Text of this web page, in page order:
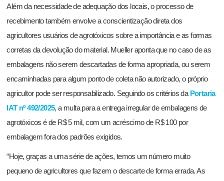
Além da necessidade de adequação dos locais, o processo de
recebimento também envolve a conscientização direta dos
agricultores usuários de agrotóxicos sobre a importância e as formas
corretas da devolução do material. Mueller aponta que no caso de as
embalagens não serem descartadas de forma apropriada, ou serem
encaminhadas para algum ponto de coleta não autorizado, o próprio
agricultor pode ser responsabilizado. Seguindo os critérios da Portaria
IAT nº 492/2025, a multa para a entrega irregular de embalagens de
agrotóxicos é de R$ 5 mil, com um acréscimo de R$ 100 por
embalagem fora dos padrões exigidos.
“Hoje, graças a uma série de ações, temos um número muito
pequeno de agricultores que fazem o descarte de forma errada. As